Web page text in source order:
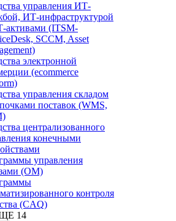
управления ИТ-
ИТ-инфраструктурой
активами (ITSM-
SCCM, Asset
электронной
(ecommerce
управления складом
поставок (WMS,
централизованного
конечными
управления
(OM)
контроля
(CAQ)
14